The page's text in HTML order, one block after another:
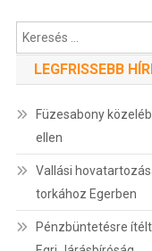
Keresés:
LEGFRISSEBB
Füzesabony
ellen
Vallási
torkához Egerben
Pénzbüntetésre